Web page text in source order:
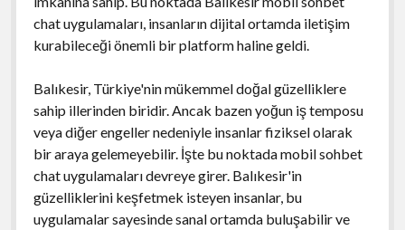
chat uygulamaları, insanların dijital ortamda iletişim
kurabileceği önemli bir platform haline geldi.
Balıkesir, Türkiye'nin mükemmel doğal güzelliklere
sahip illerinden biridir. Ancak bazen yoğun iş temposu
veya diğer engeller nedeniyle insanlar fiziksel olarak
bir araya gelemeyebilir. İşte bu noktada mobil sohbet
chat uygulamaları devreye girer. Balıkesir'in
güzelliklerini keşfetmek isteyen insanlar, bu
uygulamalar sayesinde sanal ortamda buluşabilir ve